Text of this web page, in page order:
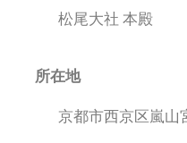
松尾大社 本殿
所在地
京都市西京区嵐山